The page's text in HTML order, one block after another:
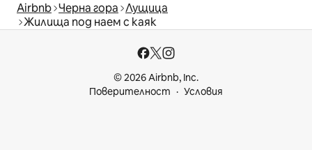
Airbnb Черна гора Лущица
Жилища под наем с каяк
© 2026 Airbnb, Inc.
Поверителност
Условия